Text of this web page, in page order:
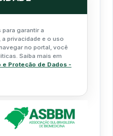
para garantir a
privacidade e o uso
no portal, você
Saiba mais em
e Proteção de Dados -